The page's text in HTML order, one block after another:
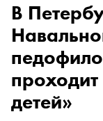
В
детей»